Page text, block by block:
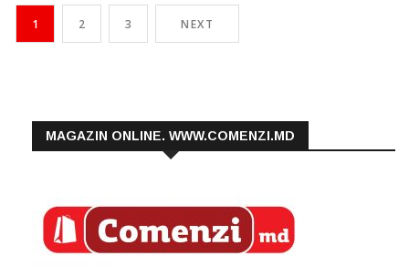
1 2 3 NEXT
MAGAZIN ONLINE. WWW.COMENZI.MD